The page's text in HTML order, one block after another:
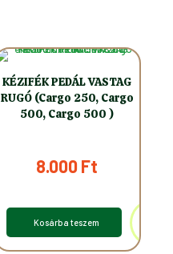
KÉZIFÉK PEDÁL VASTAG
RUGÓ (Cargo 250, Cargo
500, Cargo 500 )
8.000Ft
Kosárba teszem